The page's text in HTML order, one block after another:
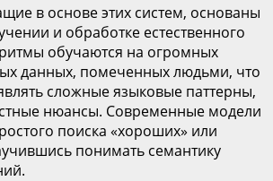
в основе этих систем, основаны
и обработке естественного
обучаются на огромных
данных, помеченных людьми, что
сложные языковые паттерны,
нюансы. Современные модели
поиска «хороших» или
понимать семантику